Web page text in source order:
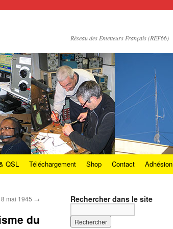
Réseau des Emetteurs Français (REF66)
QSL Téléchargement Shop Contact Adhésion
mai 1945 →
du
Rechercher dans le site